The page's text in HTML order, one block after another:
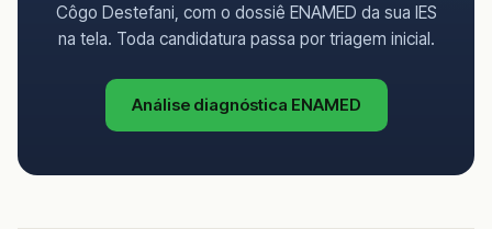
Côgo Destefani, com o dossiê ENAMED da sua IES
na tela. Toda candidatura passa por triagem inicial.
Análise diagnóstica ENAMED